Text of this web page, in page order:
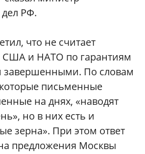
РФ.
что не считает
США и НАТО по гарантиям
завершенными. По словам
письменные
на днях, «наводят
но в них есть и
зерна». При этом ответ
предложения Москвы